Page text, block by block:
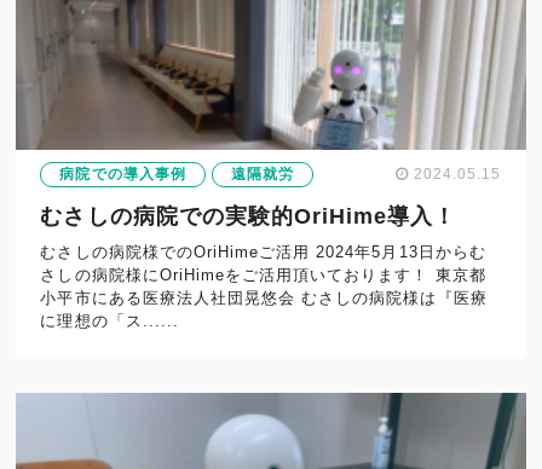
病院での導入事例 遠隔就労 2024.05.15
むさしの病院での実験的OriHime導入！
むさしの病院様でのOriHimeご活用 2024年5月13日からむ
さしの病院様にOriHimeをご活用頂いております！ 東京都
小平市にある医療法人社団晃悠会 むさしの病院様は『医療
に理想の「ス......